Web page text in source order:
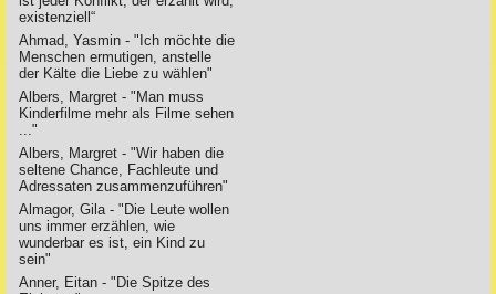
existenziell“
Ahmad, Yasmin - "Ich möchte die
Menschen ermutigen, anstelle
der Kälte die Liebe zu wählen"
Albers, Margret - "Man muss
Kinderfilme mehr als Filme sehen
..."
Albers, Margret - "Wir haben die
seltene Chance, Fachleute und
Adressaten zusammenzuführen"
Almagor, Gila - "Die Leute wollen
uns immer erzählen, wie
wunderbar es ist, ein Kind zu
sein"
Anner, Eitan - "Die Spitze des